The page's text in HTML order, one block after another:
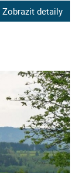
Zobrazit detaily